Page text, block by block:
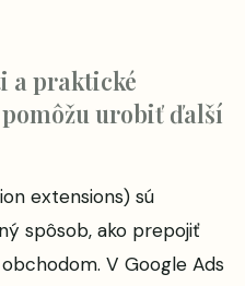
a praktické
urobiť ďalší
extensions) sú
spôsob, ako prepojiť
V Google Ads